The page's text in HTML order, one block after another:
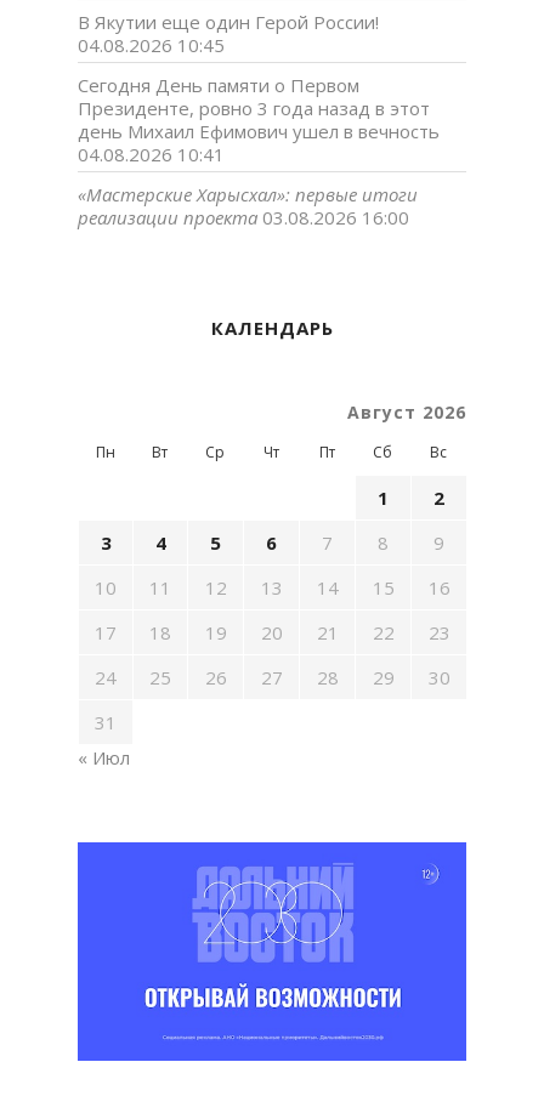
В Якутии еще один Герой России!
04.08.2026 10:45
Сегодня День памяти о Первом
Президенте, ровно 3 года назад в этот
день Михаил Ефимович ушел в вечность
04.08.2026 10:41
«Мастерские Харысхал»: первые итоги
реализации проекта 03.08.2026 16:00
КАЛЕНДАРЬ
Август 2026
Пн Вт Ср Чт Пт Сб Вс
1
2
3
4 5 6 7 8
9
10
11 12 13 14 15
16
17
18 19 20 21 22
23
24
25 26 27 28 29
30
31
« Июл